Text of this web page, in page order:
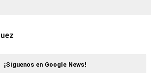
¡Síguenos en Google News!